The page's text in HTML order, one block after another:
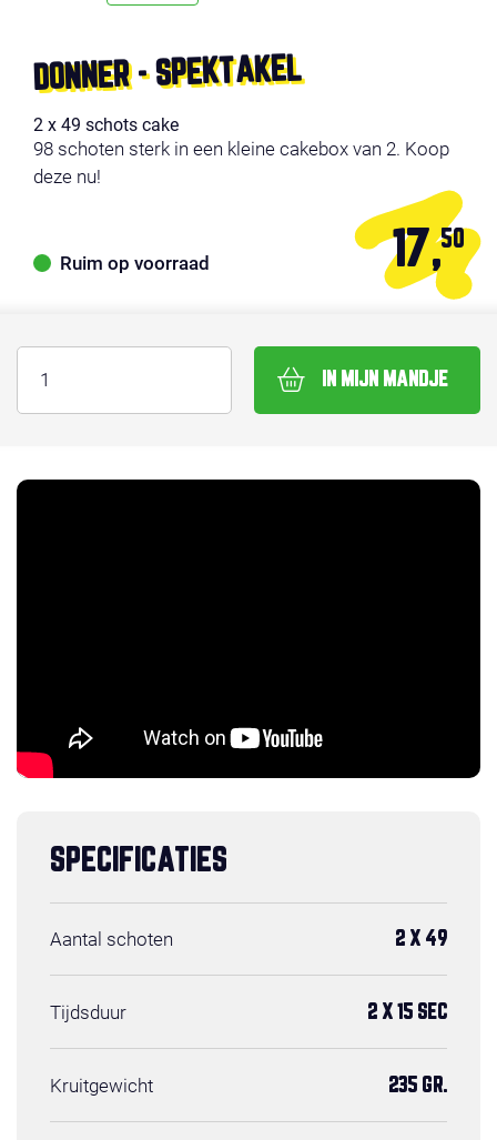
DONNER - SPEKTAKEL
2 x 49 schots cake
98 schoten sterk in een kleine cakebox van 2. Koop
deze nu!
Ruim op voorraad 17,50
IN MIJN MANDJE
SPECIFICATIES
Aantal schoten 2 X 49
Tijdsduur 2 X 15 SEC
Kruitgewicht 235 GR.